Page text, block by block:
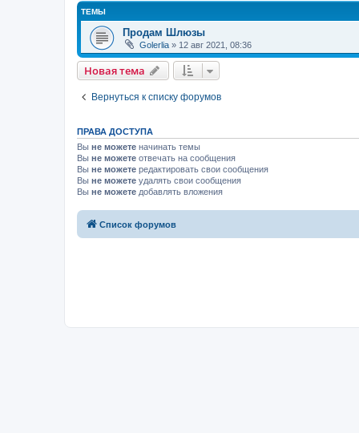
ТЕМЫ
Продам Шлюзы
Golerlia » 12 авг 2021, 08:36
Новая тема
Вернуться к списку форумов
ПРАВА ДОСТУПА
Вы не можете начинать темы
Вы не можете отвечать на сообщения
Вы не можете редактировать свои сообщения
Вы не можете удалять свои сообщения
Вы не можете добавлять вложения
Список форумов